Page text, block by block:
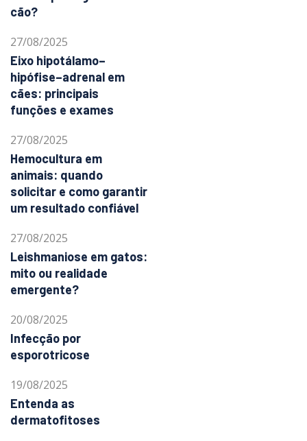
cão?
27/08/2025
Eixo hipotálamo–
hipófise–adrenal em
cães: principais
funções e exames
27/08/2025
Hemocultura em
animais: quando
solicitar e como garantir
um resultado confiável
27/08/2025
Leishmaniose em gatos:
mito ou realidade
emergente?
20/08/2025
Infecção por
esporotricose
19/08/2025
Entenda as
dermatofitoses